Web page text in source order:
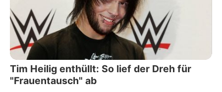
Tim Heilig enthüllt: So lief der Dreh für
"Frauentausch" ab